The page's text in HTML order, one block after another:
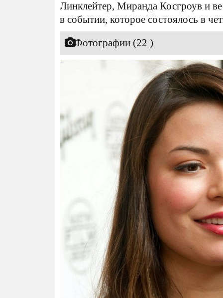
Линклейтер, Миранда Косгроув и
в событии, которое состоялось в
Фотографии (22 )